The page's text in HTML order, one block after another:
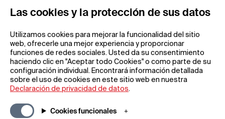
Las cookies y la protección de sus datos
Utilizamos cookies para mejorar la funcionalidad del sitio
web, ofrecerle una mejor experiencia y proporcionar
funciones de redes sociales. Usted da su consentimiento
haciendo clic en "Aceptar todo Cookies" o como parte de su
configuración individual. Encontrará información detallada
sobre el uso de cookies en este sitio web en nuestra
Declaración de privacidad de datos.
Cookies funcionales
Información general
Preguntas frecuentes
Condiciones generales
Empresa
my iF
comunicados de